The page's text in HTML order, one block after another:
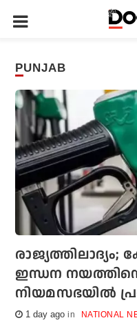
PUNJAB
രാജ്യത്തിലാദ്യം;
ഇന്ധന
നിയമസഭയില്‍
1 day ago NATIONAL